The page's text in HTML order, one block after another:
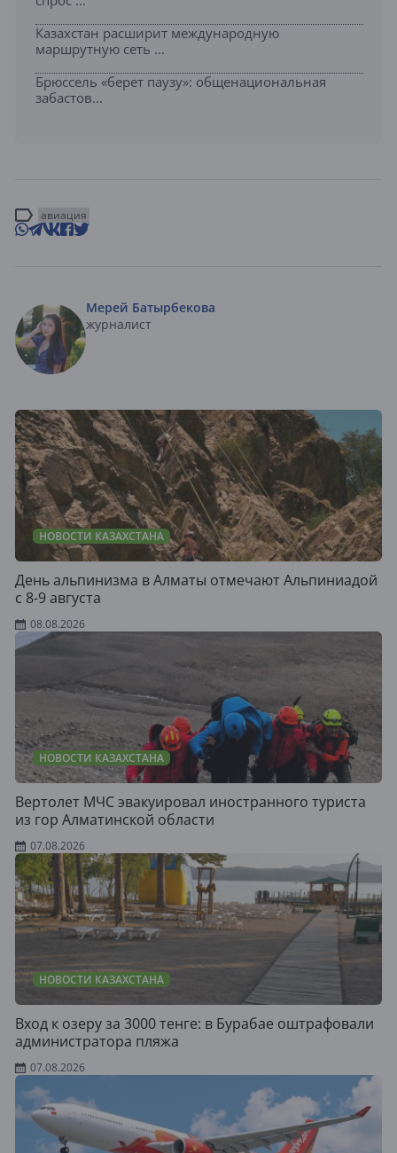
Казахстан расширит международную
маршрутную сеть ...
Брюссель «берет паузу»: общенациональная
забастов...
авиация
Мерей Батырбекова
журналист
НОВОСТИ КАЗАХСТАНА
День альпинизма в Алматы отмечают Альпиниадой
с 8-9 августа
08.08.2026
НОВОСТИ КАЗАХСТАНА
Вертолет МЧС эвакуировал иностранного туриста
из гор Алматинской области
07.08.2026
НОВОСТИ КАЗАХСТАНА
Вход к озеру за 3000 тенге: в Бурабае оштрафовали
администратора пляжа
07.08.2026